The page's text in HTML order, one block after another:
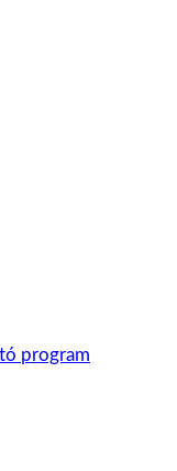
program